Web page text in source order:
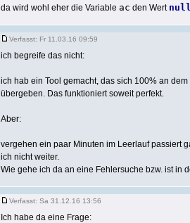
da wird wohl eher die Variable ac den Wert
Verfasst: Fr 11.03.16 09:59
ich begreife das nicht:
ich hab ein Tool gemacht, das sich 100% an
übergeben. Das funktioniert soweit perfekt.
Aber:
vergehen ein paar Minuten im Leerlauf passiert
ich nicht weiter.
Wie gehe ich da an eine Fehlersuche bzw. ist in
Verfasst: Sa 31.12.16 13:56
Ich habe da eine Frage: